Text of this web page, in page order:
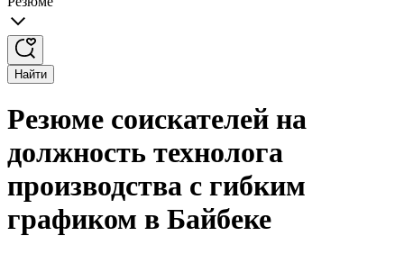
Найти
Резюме соискателей на
должность технолога
производства с гибким
графиком в Байбеке